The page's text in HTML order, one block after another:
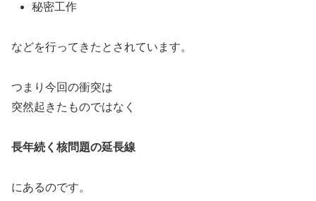
秘密工作
などを行ってきたとされています。
つまり今回の衝突は
突然起きたものではなく
長年続く核問題の延長線
にあるのです。